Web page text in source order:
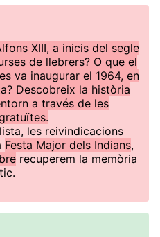
XIII, a inicis del segle
de llebrers? O que el
va inaugurar el 1964, en
Descobreix la història
a través de les
les reivindicacions
Festa Major dels Indians,
recuperem la memòria